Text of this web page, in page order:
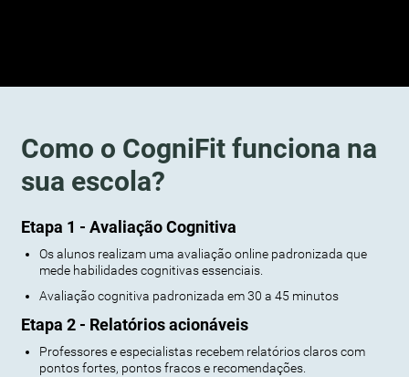
Como o CogniFit funciona na
sua escola?
Etapa 1 - Avaliação Cognitiva
Os alunos realizam uma avaliação online padronizada que
mede habilidades cognitivas essenciais.
Avaliação cognitiva padronizada em 30 a 45 minutos
Etapa 2 - Relatórios acionáveis
Professores e especialistas recebem relatórios claros com
pontos fortes, pontos fracos e recomendações.